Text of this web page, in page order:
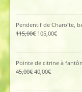
380,00€.
Pendentif de Charoïte,
115,00€ Le
115,00€.
105,00€Le
est :
105,00€.
Pointe de citrine à
45,00€Le
40,00€Le